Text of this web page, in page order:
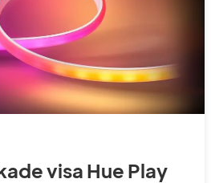
visa Hue Play